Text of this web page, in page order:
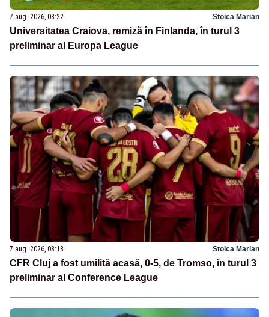
7 aug. 2026, 08:22 Stoica Marian
Universitatea Craiova, remiză în Finlanda, în turul 3
preliminar al Europa League
7 aug. 2026, 08:18 Stoica Marian
CFR Cluj a fost umilită acasă, 0-5, de Tromso, în turul 3
preliminar al Conference League